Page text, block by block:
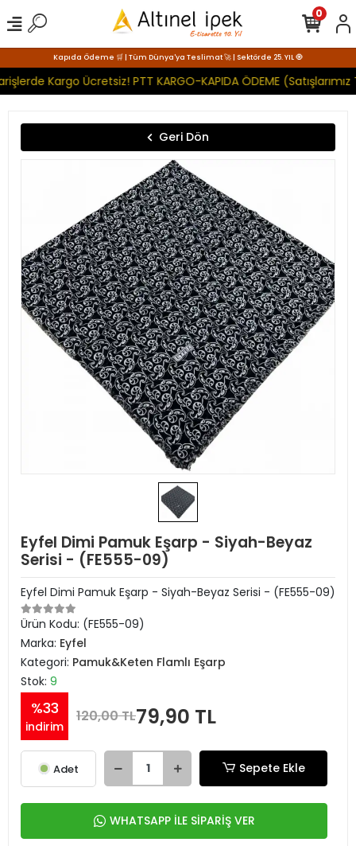
Kapıda Ödeme 🛒 | Tüm Dünya'ya Teslimat 🚀 | Sektörde 25. YIL 🧿
Kargo Ücretsiz! PTT KARGO-KAPIDA ÖDEME
0
Geri Dön
Eyfel Dimi Pamuk Eşarp - Siyah-Beyaz
Serisi - (FE555-09)
Eyfel Dimi Pamuk Eşarp - Siyah-Beyaz Serisi - (FE555-09)
Ürün Kodu: (FE555-09)
Marka: Eyfel
Kategori: Pamuk&Keten Flamlı Eşarp
Stok: 9
%33
indirim
120,00 TL79,90 TL
Adet Sepete Ekle
WHATSAPP İLE SİPARİŞ VER